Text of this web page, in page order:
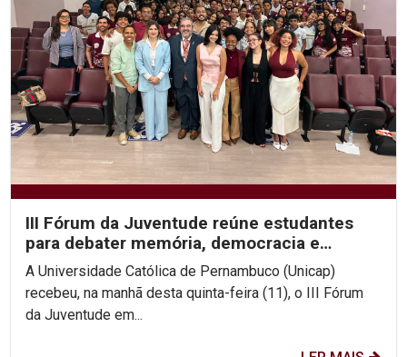
III Fórum da Juventude reúne estudantes
para debater memória, democracia e
direitos humanos na...
A Universidade Católica de Pernambuco (Unicap)
recebeu, na manhã desta quinta-feira (11), o III Fórum
da Juventude em...